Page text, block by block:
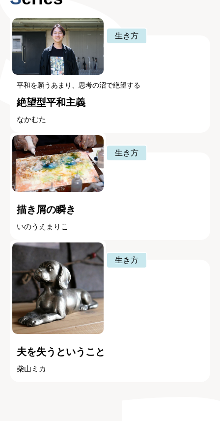
生き方
平和を願うあまり、思考の沼で絶望する
絶望型平和主義
なかむた
生き方
描き屑の瞬き
いのうえまりこ
生き方
夫を失うということ
柴山ミカ